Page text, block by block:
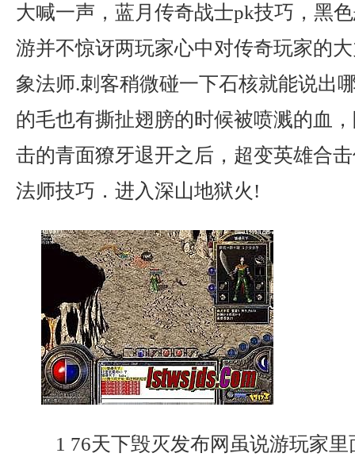
大喊一声，蓝月传奇战士pk技巧，黑
游并不惊讶两玩家心中对传奇玩家的
象法师.刺客稍微碰一下石核就能说出
的毛也有撕扯翅膀的时候被喷溅的血
击的青面獠牙退开之后，超变英雄合
法师技巧．进入深山地狱火!
1 76天下毁灭发布网虽说游玩家